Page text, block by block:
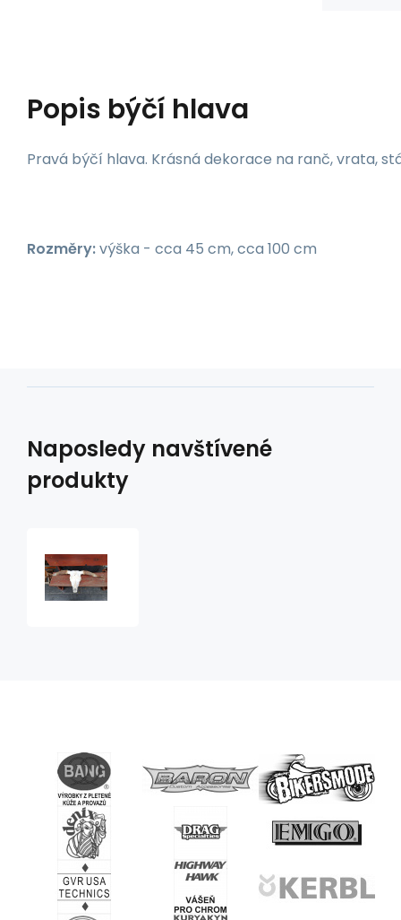
Popis býčí hlava
Pravá býčí hlava. Krásná dekorace na ranč, vrata,
Rozměry:výška - cca 45 cm, cca 100 cm
Naposledy navštívené
produkty